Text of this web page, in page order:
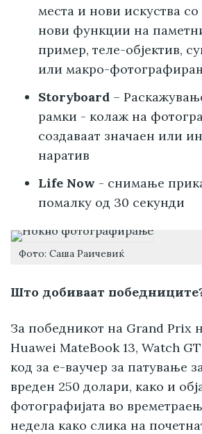
места и нови искуства
нови функции на
пример, теле-објектив,
или макро-
Storyboard –
рамки - колаж на
создаваат значаен или
наратив
Life Now - снимање
помалку од 30 секунди
Фото: Саша Раичевиќ
Што добиваат
За победникот на Grand Prix
Huawei MateBook 13, Watch
код за е-ваучер за патување
вреден 250 долари, како и
фотографијата во
недела како слика на